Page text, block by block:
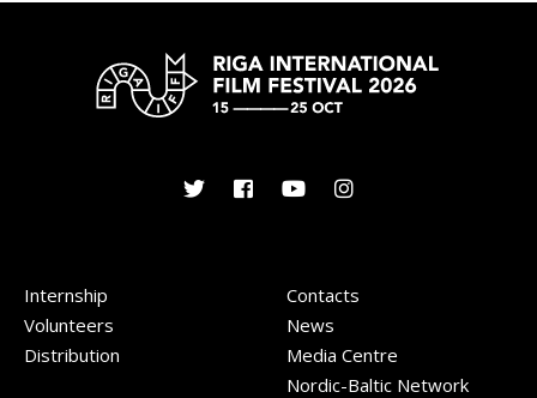
Internship
Volunteers
Distribution
Contacts
News
Media Centre
Nordic-Baltic Network